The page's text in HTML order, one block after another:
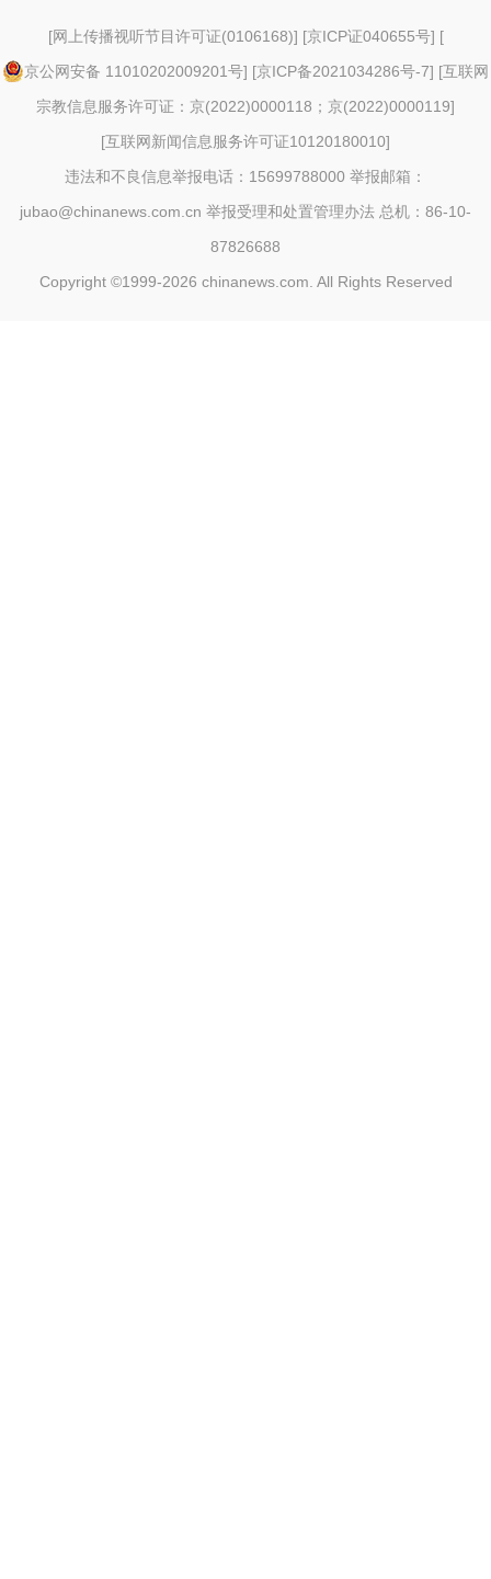
[网上传播视听节目许可证(0106168)] [京ICP证040655号] [
京公网安备 11010202009201号] [京ICP备2021034286号-7] [互联网
宗教信息服务许可证：京(2022)0000118；京(2022)0000119]
[互联网新闻信息服务许可证10120180010]
违法和不良信息举报电话：15699788000 举报邮箱：
jubao@chinanews.com.cn 举报受理和处置管理办法 总机：86-10-
87826688
Copyright ©1999-2026 chinanews.com. All Rights Reserved